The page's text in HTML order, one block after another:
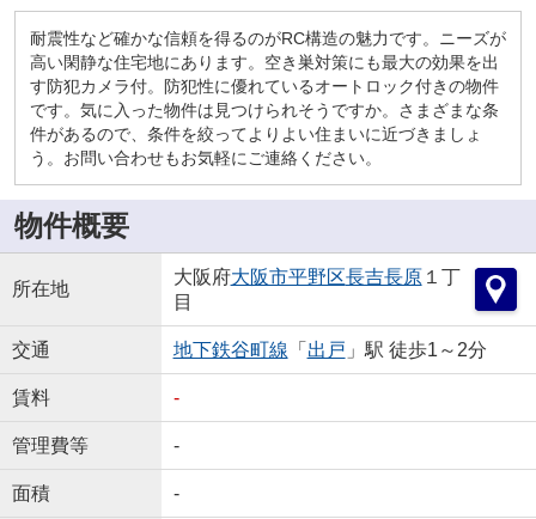
耐震性など確かな信頼を得るのがRC構造の魅力です。ニーズが
高い閑静な住宅地にあります。空き巣対策にも最大の効果を出
す防犯カメラ付。防犯性に優れているオートロック付きの物件
です。気に入った物件は見つけられそうですか。さまざまな条
件があるので、条件を絞ってよりよい住まいに近づきましょ
う。お問い合わせもお気軽にご連絡ください。
物件概要
所在地
大阪府大阪市平野区長吉長原１丁
目
交通 地下鉄谷町線 「 出戸 」駅 徒歩1～2分
賃料 -
管理費等 -
面積 -